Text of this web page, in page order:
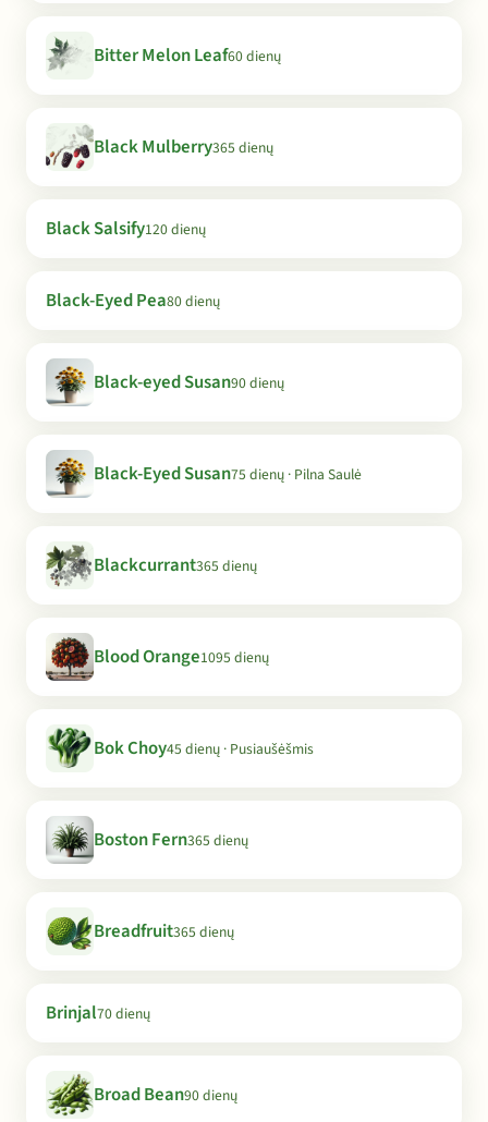
Bitter Melon Leaf60 dienų
Black Mulberry365 dienų
Black Salsify120 dienų
Black-Eyed Pea80 dienų
Black-eyed Susan90 dienų
Black-Eyed Susan75 dienų · Pilna Saulė
Blackcurrant365 dienų
Blood Orange1095 dienų
Bok Choy45 dienų · Pusiaušėšmis
Boston Fern365 dienų
Breadfruit365 dienų
Brinjal70 dienų
Broad Bean90 dienų